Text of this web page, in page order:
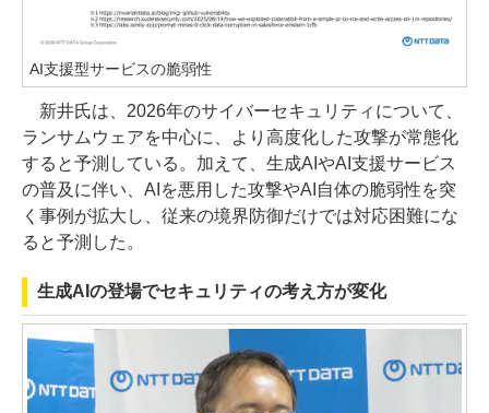
AI支援型サービスの脆弱性
新井氏は、2026年のサイバーセキュリティについて、
ランサムウェアを中心に、より高度化した攻撃が常態化
すると予測している。加えて、生成AIやAI支援サービス
の普及に伴い、AIを悪用した攻撃やAI自体の脆弱性を突
く事例が拡大し、従来の境界防御だけでは対応困難にな
ると予測した。
生成AIの登場でセキュリティの考え方が変化